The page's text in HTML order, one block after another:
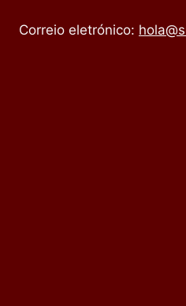
Correio eletrónico: